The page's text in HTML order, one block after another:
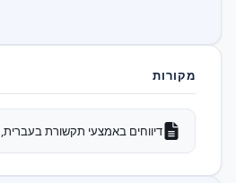
מקורות
דיווחים באמצעי תקשורת בעברית,